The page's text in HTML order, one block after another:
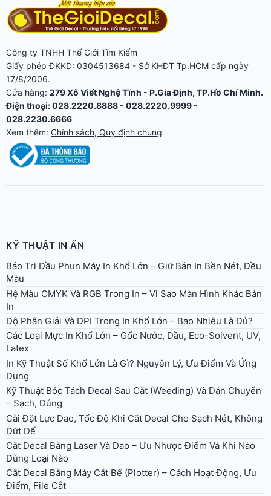
Công ty TNHH Thế Giới Tìm Kiếm
Giấy phép ĐKKD: 0304513684 - Sở KHĐT Tp.HCM cấp ngày
17/8/2006.
Cửa hàng: 279 Xô Viết Nghệ Tĩnh - P.Gia Định, TP.Hồ Chí Minh.
Điện thoại: 028.2220.8888 - 028.2220.9999 -
028.2230.6666
Xem thêm: Chính sách, Quy định chung
KỸ THUẬT IN ẤN
Bảo Trì Đầu Phun Máy In Khổ Lớn – Giữ Bản In Bền Nét, Đều
Màu
Hệ Màu CMYK Và RGB Trong In – Vì Sao Màn Hình Khác Bản
In
Độ Phân Giải Và DPI Trong In Khổ Lớn – Bao Nhiêu Là Đủ?
Các Loại Mực In Khổ Lớn – Gốc Nước, Dầu, Eco-Solvent, UV,
Latex
In Kỹ Thuật Số Khổ Lớn Là Gì? Nguyên Lý, Ưu Điểm Và Ứng
Dụng
Kỹ Thuật Bóc Tách Decal Sau Cắt (Weeding) Và Dán Chuyển
– Sạch, Đúng
Cài Đặt Lực Dao, Tốc Độ Khi Cắt Decal Cho Sạch Nét, Không
Đứt Đế
Cắt Decal Bằng Laser Và Dao – Ưu Nhược Điểm Và Khi Nào
Dùng Loại Nào
Cắt Decal Bằng Máy Cắt Bế (Plotter) – Cách Hoạt Động, Ưu
Điểm, File Cắt